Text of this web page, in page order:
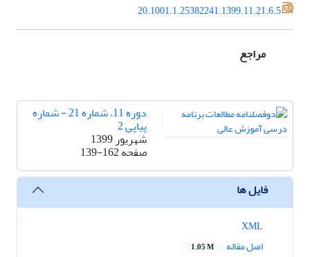
20.1001.1.25382241.1399.11.21.6.5
مراجع
دوره 11، شماره 21 - شماره
پیاپی 2
شهریور 1399
صفحه139-162
فایل ها
اصل مقاله
1.05 M